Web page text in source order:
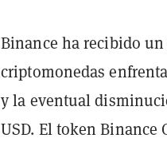
Binance ha recibido
criptomonedas
y la eventual
USD. El token Binance